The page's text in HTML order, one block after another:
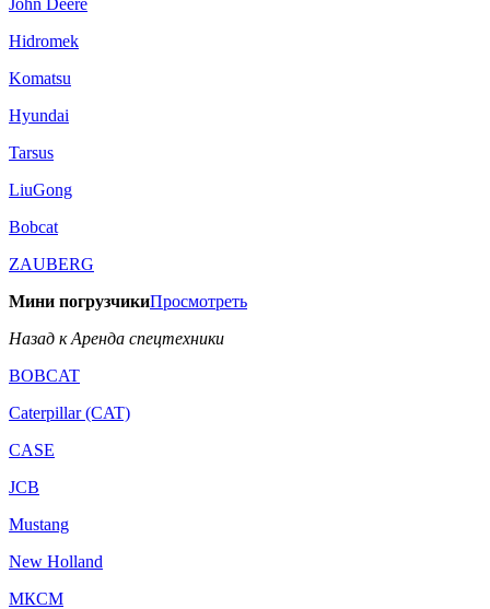
John Deere
Hidromek
Komatsu
Hyundai
Tarsus
LiuGong
Bobcat
ZAUBERG
Мини погрузчикиПросмотреть
Назад к Аренда спецтехники
BOBCAT
Caterpillar (CAT)
CASE
JCB
Mustang
New Holland
МКСМ